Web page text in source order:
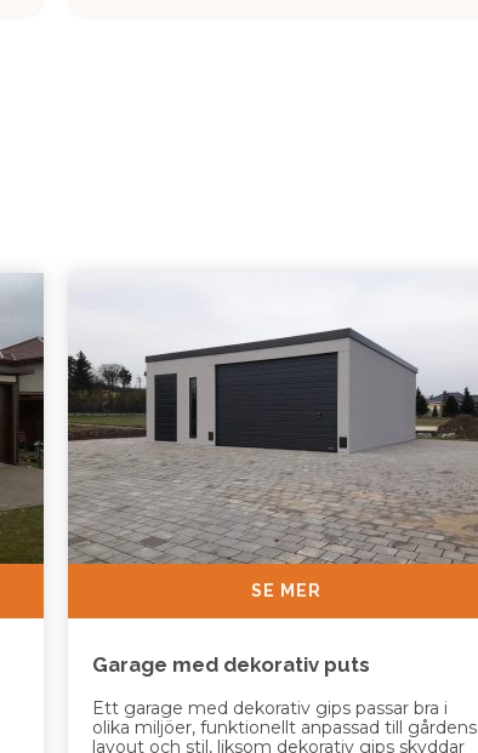
SE MER
Garage med dekorativ puts
Ett garage med dekorativ gips passar bra i
olika miljöer, funktionellt anpassad till gårdens
layout och stil, liksom dekorativ gips skyddar